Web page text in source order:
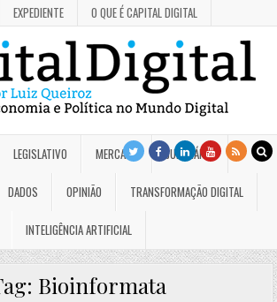
EXPEDIENTE O QUE É CAPITAL DIGITAL
LEGISLATIVO MERCADO JUDICIÁRIO
DADOS OPINIÃO TRANSFORMAÇÃO DIGITAL
INTELIGÊNCIA ARTIFICIAL
Bioinformata